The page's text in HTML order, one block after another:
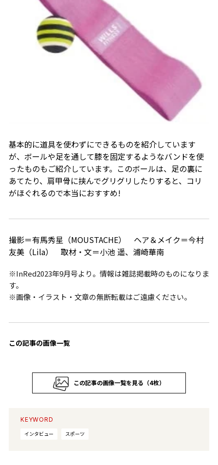
基本的に道具を使わずにできるものを紹介しています
が、ボールや足を通して膝を固定するようなバンドを使
ったものもご紹介しています。このボールは、足の裏に
あてたり、肩甲骨に挟んでグリグリしたりすると、コリ
がほぐれるので本当におすすめ!
撮影＝有馬秀星（MOUSTACHE） ヘア＆メイク＝今村
友美（Lila） 取材・文＝小池 遥、浦崎華南
※InRed2023年9月号より。情報は雑誌掲載時のものになりま
す。
※画像・イラスト・文章の無断転載はご遠慮ください。
この記事の画像一覧
この記事の画像一覧を見る（4枚）
KEYWORD
インタビュー
スポーツ